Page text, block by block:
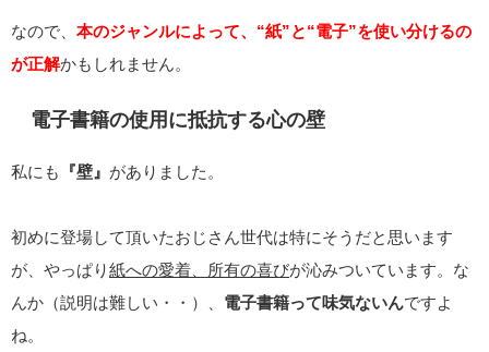
なので、 本のジャンルによって、“紙”と“電子”を使い分けるの
が正解かもしれません。
電子書籍の使用に抵抗する心の壁
私にも 『壁』 がありました。
初めに登場して頂いたおじさん世代は特にそうだと思います
が、やっぱり 紙への愛着、所有の喜びが沁みついています。な
んか（説明は難しい・・）、 電子書籍って味気ないんですよ
ね。